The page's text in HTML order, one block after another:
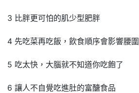
3 比胖更可怕的肌少型肥胖
4 先吃菜再吃飯，飲食順序會影響腰圍
5 吃太快，大腦就不知道你吃飽了
6 讓人不自覺吃進肚的富醣食品